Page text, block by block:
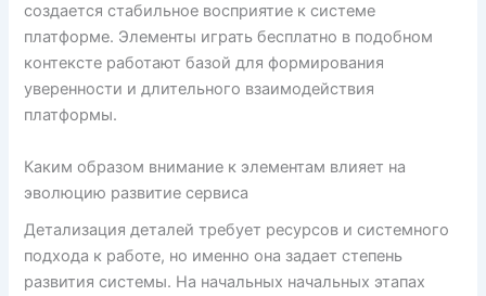
создается стабильное восприятие к системе
платформе. Элементы играть бесплатно в подобном
контексте работают базой для формирования
уверенности и длительного взаимодействия
платформы.
Каким образом внимание к элементам влияет на
эволюцию развитие сервиса
Детализация деталей требует ресурсов и системного
подхода к работе, но именно она задает степень
развития системы. На начальных начальных этапах